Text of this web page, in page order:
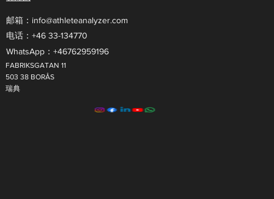
邮箱： info@athleteanalyzer.com
电话：+46 33-134770​
WhatsApp：+46762959196
FABRIKSGATAN 11
503 38 BORÅS
瑞典